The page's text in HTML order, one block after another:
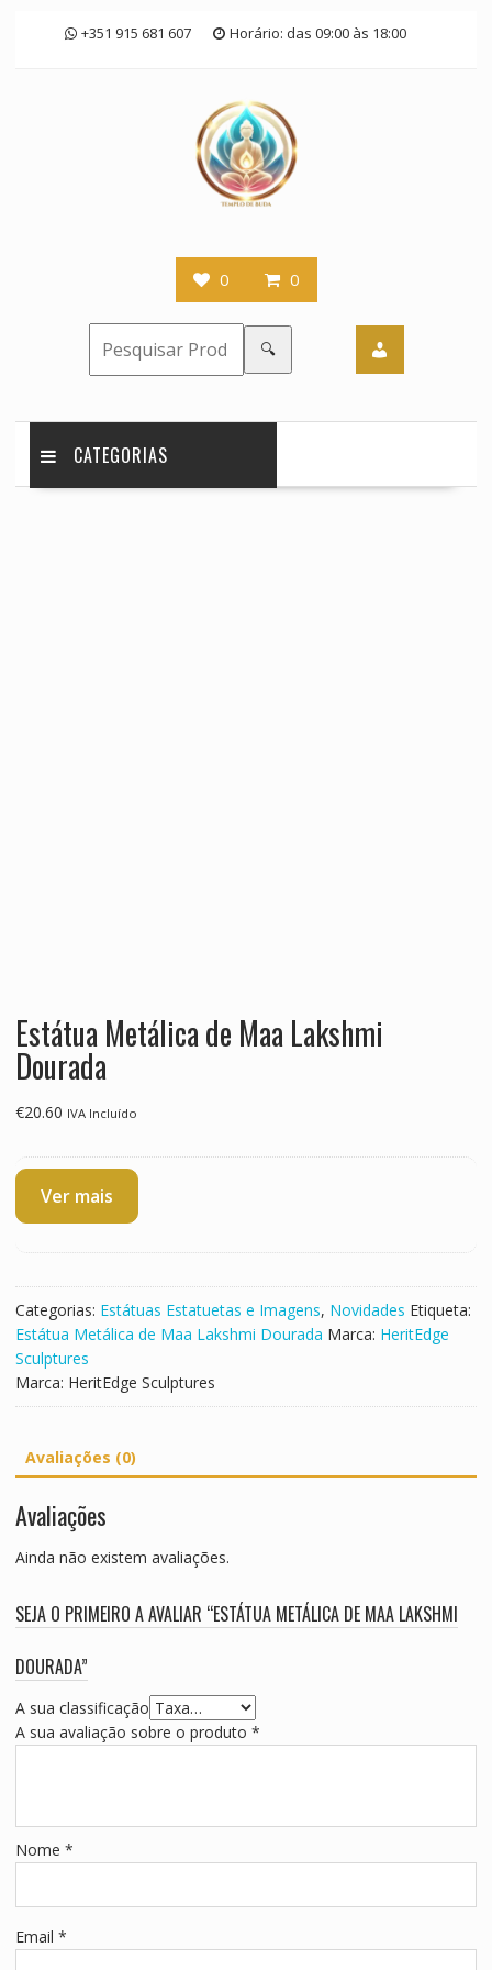
+351 915 681 607 Horário: das 09:00 às 18:00
0 0
🔍
CATEGORIAS
Estátua Metálica de Maa Lakshmi
Dourada
€20.60 IVA Incluído
Ver mais
Categorias: Estátuas Estatuetas e Imagens, Novidades Etiqueta:
Estátua Metálica de Maa Lakshmi Dourada Marca: HeritEdge
Sculptures
Marca: HeritEdge Sculptures
Avaliações (0)
Avaliações
Ainda não existem avaliações.
SEJA O PRIMEIRO A AVALIAR “ESTÁTUA METÁLICA DE MAA LAKSHMI
DOURADA”
A sua classificação
A sua avaliação sobre o produto *
Nome *
Email *